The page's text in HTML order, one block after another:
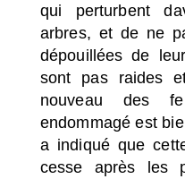
qui perturbent
arbres, et de ne
dépouillées de
sont pas raides
nouveau des
endommagé est
a indiqué que
cesse après les